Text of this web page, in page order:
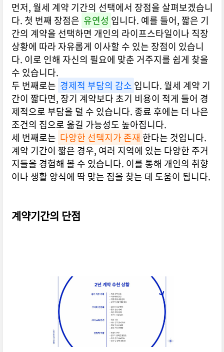
먼저, 월세 계약 기간의 선택에서 장점을 살펴보겠습니
다. 첫 번째 장점은 유연성 입니다. 예를 들어, 짧은 기
간의 계약을 선택하면 개인의 라이프스타일이나 직장
상황에 따라 자유롭게 이사할 수 있는 장점이 있습니
다. 이로 인해 자신의 필요에 맞춘 거주지를 쉽게 찾을
수 있습니다.
두 번째로는 경제적 부담의 감소 입니다. 월세 계약 기
간이 짧다면, 장기 계약보다 초기 비용이 적게 들어 경
제적으로 부담을 덜 수 있습니다. 종료 후에는 더 나은
조건의 집으로 옮길 가능성도 높아집니다.
세 번째로는 다양한 선택지가 존재 한다는 것입니다.
계약 기간이 짧은 경우, 여러 지역에 있는 다양한 주거
지들을 경험해 볼 수 있습니다. 이를 통해 개인의 취향
이나 생활 양식에 딱 맞는 집을 찾는 데 도움이 됩니다.
계약기간의 단점